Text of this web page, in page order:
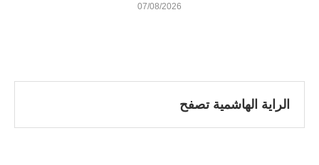
07/08/2026
الراية الهاشمية تصفح